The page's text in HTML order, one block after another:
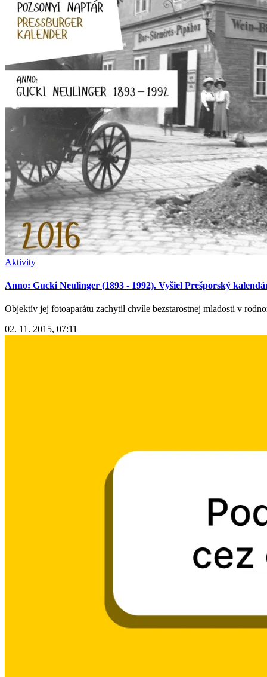
Aktivity
Anno: Gucki Neulinger (1893 - 1992). Vyšiel Prešporský
Objektív jej fotoaparátu zachytil chvíle bezstarostnej mladosti v
02. 11. 2015, 07:11